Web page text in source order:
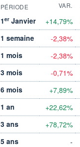
PÉRIODE VAR.
1erJanvier +14,79%
1 semaine
-2,38%
1 mois
-2,38%
3 mois
-0,71%
6 mois
+7,89%
1 an
+22,62%
3 ans
+78,72%
5 ans
-